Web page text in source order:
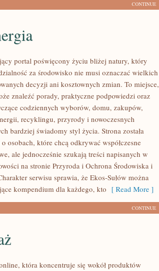
CONTINUE
portal poświęcony życiu bliżej natury, który
za środowisko nie musi oznaczać wielkich
decyzji ani kosztownych zmian. To miejsce,
znaleźć porady, praktyczne podpowiedzi oraz
codziennych wyborów, domu, zakupów,
recyklingu, przyrody i nowoczesnych
bardziej świadomy styl życia. Strona została
osobach, które chcą odkrywać współczesne
ale jednocześnie szukają treści napisanych w
na stronie Przyroda i Ochrona Środowiska i
serwisu sprawia, że Ekos-Sułów można
kompendium dla każdego, kto [ Read More ]
CONTINUE
która koncentruje się wokół produktów